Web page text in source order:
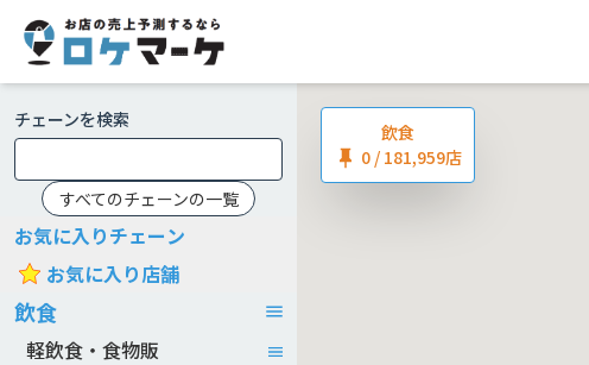
チェーンを検索
すべてのチェーンの一覧
お気に入りチェーン
お気に入り店舗
飲食
軽飲食・食物販
飲食
0 / 181,959店